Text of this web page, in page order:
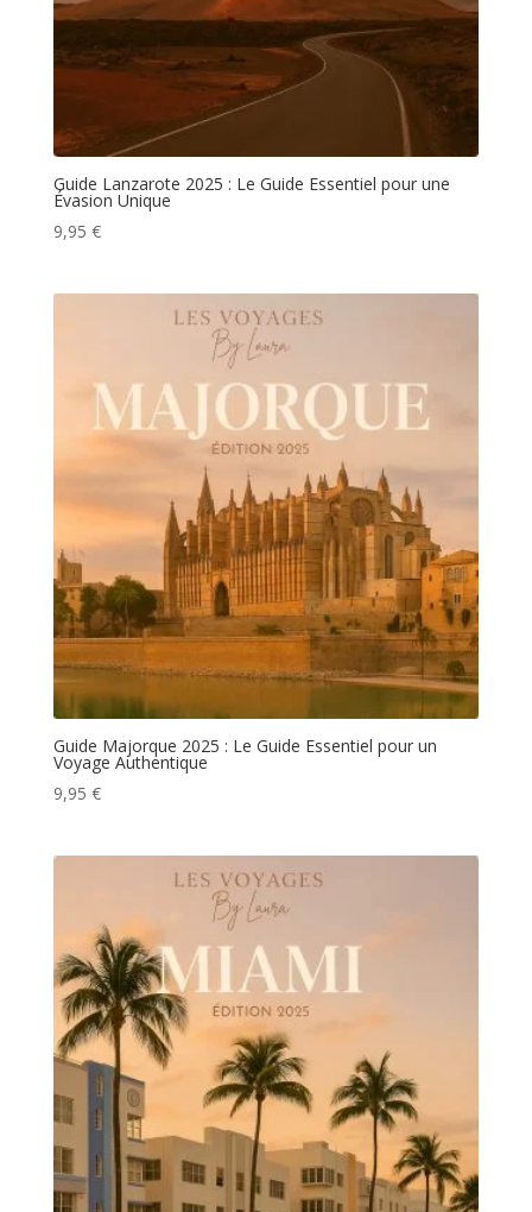
Guide Lanzarote 2025 : Le Guide Essentiel pour une
Évasion Unique
9,95 €
Guide Majorque 2025 : Le Guide Essentiel pour un
Voyage Authentique
9,95 €